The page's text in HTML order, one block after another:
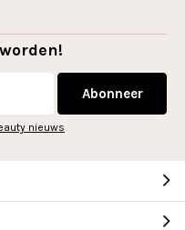
Abonneer
nieuws